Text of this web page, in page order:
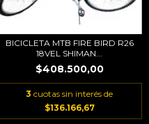
BICICLETA MTB FIRE BIRD R26
18VEL SHIMAN...
$408.500,00
3 cuotas sin interés de
$136.166,67